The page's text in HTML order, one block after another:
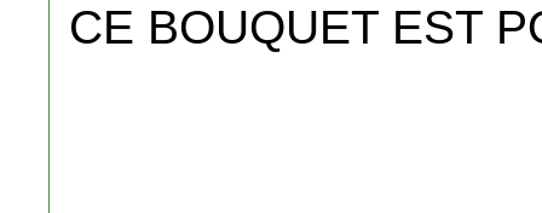
CE BOUQUET EST